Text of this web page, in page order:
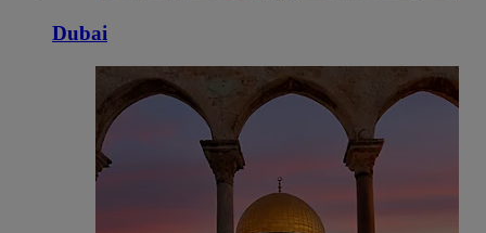
Dubai